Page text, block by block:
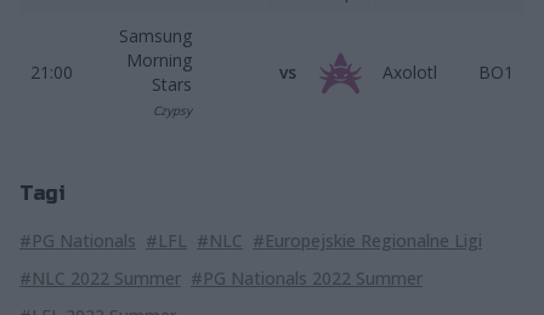
21:00
Samsung
Morning
Stars
Czypsy
vs Axolotl BO1
Tagi
#PG Nationals #LFL #NLC #Europejskie Regionalne Ligi
#NLC 2022 Summer #PG Nationals 2022 Summer